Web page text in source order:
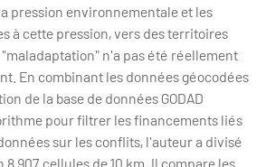
pression environnementale et les
à cette pression, vers des territoires
n'a pas été réellement
En combinant les données géocodées
de la base de données GODAD
pour filtrer les financements liés
sur les conflits, l'auteur a divisé
907 cellules de 10 km. Il compare les